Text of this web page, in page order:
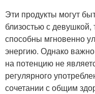
Эти продукты могут
близостью с девушкой,
способны мгновенно
энергию. Однако
на потенцию не
регулярного
сочетании с общим